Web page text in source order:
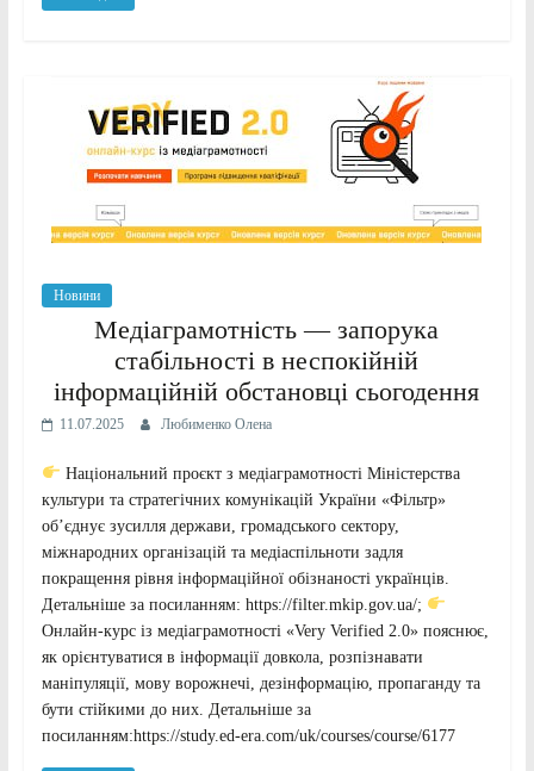
Новини
Медіаграмотність — запорука
стабільності в неспокійній
інформаційній обстановці сьогодення
11.07.2025 Любименко Олена
Національний проєкт з медіаграмотності Міністерства
культури та стратегічних комунікацій України «Фільтр»
об’єднує зусилля держави, громадського сектору,
міжнародних організацій та медіаспільноти задля
покращення рівня інформаційної обізнаності українців.
Детальніше за посиланням: https://filter.mkip.gov.ua/;
Онлайн-курс із медіаграмотності «Very Verified 2.0» пояснює,
як орієнтуватися в інформації довкола, розпізнавати
маніпуляції, мову ворожнечі, дезінформацію, пропаганду та
бути стійкими до них. Детальніше за
посиланням:https://study.ed-era.com/uk/courses/course/6177